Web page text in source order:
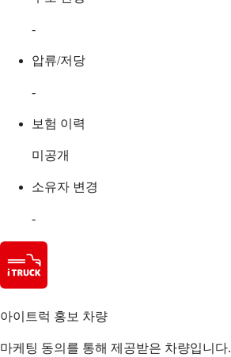
-
압류/저당
-
보험 이력
미공개
소유자 변경
-
아이트럭 홍보 차량
마케팅 동의를 통해 제공받은 차량입니다.